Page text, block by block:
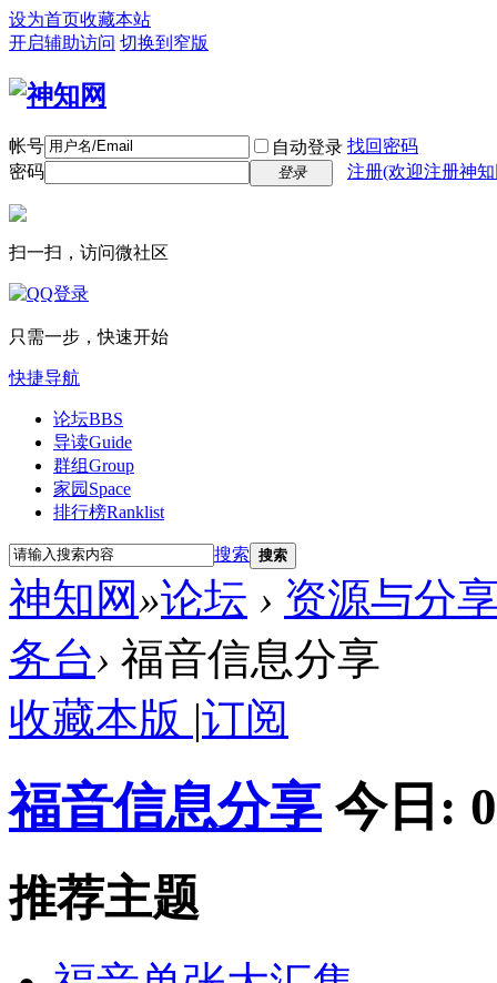
设为首页收藏本站
开启辅助访问 切换到窄版
帐号 自动登录 找回密码
密码
登录 注册(欢迎注册神
扫一扫，访问微社区
只需一步，快速开始
快捷导航
论坛BBS
导读Guide
群组Group
家园 Space
排行榜Ranklist
搜索 搜索
神知网»论坛 › 资源与分
务台› 福音信息分享
收藏本版 |订阅
福音信息分享 今日: 0
推荐主题